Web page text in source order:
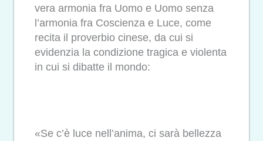
vera armonia fra Uomo e Uomo senza
l’armonia fra Coscienza e Luce, come
recita il proverbio cinese, da cui si
evidenzia la condizione tragica e violenta
in cui si dibatte il mondo:
«Se c’è luce nell’anima, ci sarà bellezza